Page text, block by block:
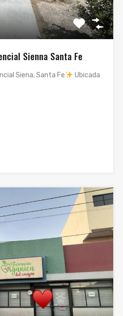
Sienna Santa Fe
Siena, Santa Fe
Ubicada